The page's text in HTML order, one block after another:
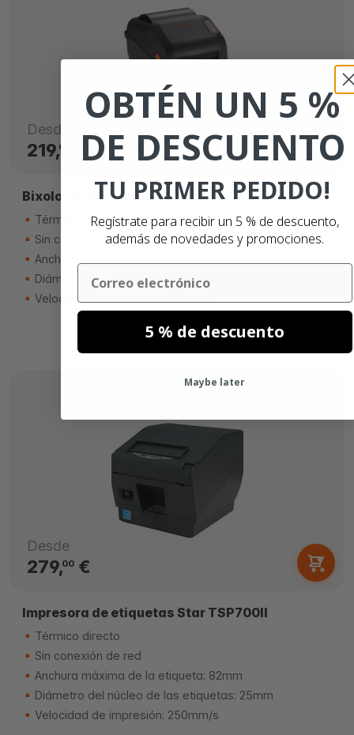
Desde
219,00
Bixolon XD5-40dK
Térmico directo
Sin conexión de red
Anchura máxima de la etiqueta: 118mm
Diámetro del núcleo de las etiquetas: 25mm
Velocidad de impresión: 178mm/s
Desde
279,00€
Impresora de etiquetas Star TSP700II
Térmico directo
Sin conexión de red
Anchura máxima de la etiqueta: 82mm
Diámetro del núcleo de las etiquetas: 25mm
Velocidad de impresión: 250mm/s
OBTÉN UN 5 %
DE DESCUENTO
TU PRIMER PEDIDO!
Regístrate para recibir un 5 % de descuento,
además de novedades y promociones.
Email
5 % de descuento
Maybe later